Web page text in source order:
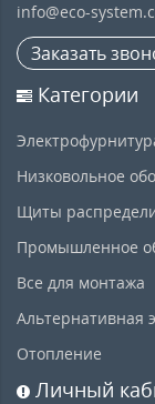
info@eco-
Заказать
Категории
Низковольное
Щиты
Промышленное
Все для монтажа
Альтернативная
Отопление
Личный